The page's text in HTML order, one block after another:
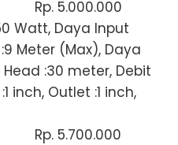
Rp. 5.000.000
Watt, Daya Input
Meter (Max), Daya
Head :30 meter, Debit
inch, Outlet :1 inch,
Rp. 5.700.000